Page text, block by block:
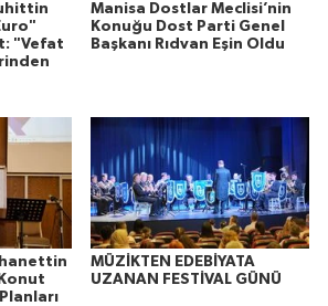
"Vefat
Manisa Dostlar Meclisi’nin
Konuğu Dost Parti Genel
Başkanı Rıdvan Eşin Oldu
MÜZİKTEN EDEBİYATA
UZANAN FESTİVAL GÜNÜ